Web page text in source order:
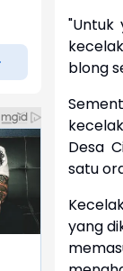
"Untuk
blong
Desa
satu
yang